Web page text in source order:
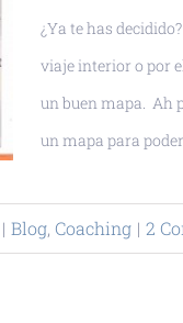
¿Ya te has
viaje interior o por
un buen mapa. Ah
un mapa para
| Blog, Coaching | 2